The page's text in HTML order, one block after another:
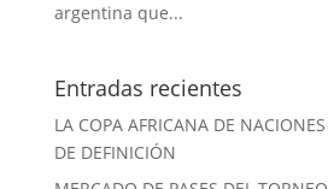
argentina que...
Entradas recientes
LA COPA AFRICANA DE
DE DEFINICIÓN